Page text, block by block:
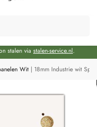
extra levertijd van circa 3 weken
stalen via stalen-service.nl.
Wit | 18mm Industrie wit